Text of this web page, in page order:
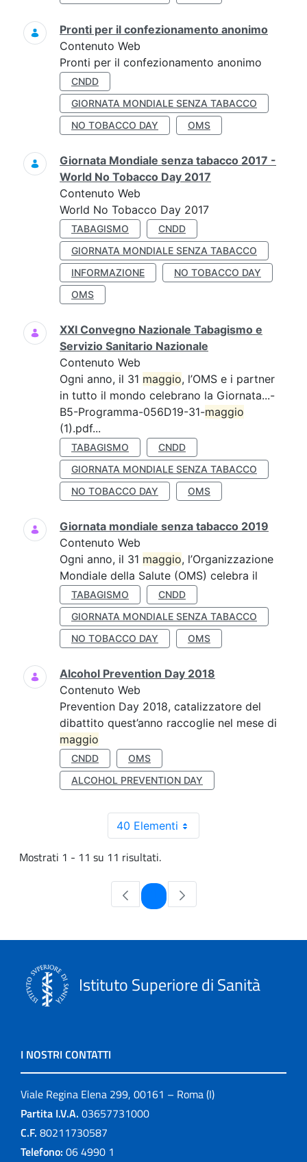
Pronti per il confezionamento anonimo
Contenuto Web
Pronti per il confezionamento anonimo
CNDD
GIORNATA MONDIALE SENZA TABACCO
NO TOBACCO DAY
OMS
Giornata Mondiale senza tabacco 2017 -
World No Tobacco Day 2017
Contenuto Web
World No Tobacco Day 2017
TABAGISMO
CNDD
GIORNATA MONDIALE SENZA TABACCO
INFORMAZIONE
NO TOBACCO DAY
OMS
XXI Convegno Nazionale Tabagismo e
Servizio Sanitario Nazionale
Contenuto Web
Ogni anno, il 31 maggio, l’OMS e i partner
in tutto il mondo celebrano la Giornata...-
B5-Programma-056D19-31-maggio
(1).pdf...
TABAGISMO
CNDD
GIORNATA MONDIALE SENZA TABACCO
NO TOBACCO DAY
OMS
Giornata mondiale senza tabacco 2019
Contenuto Web
Ogni anno, il 31 maggio, l’Organizzazione
Mondiale della Salute (OMS) celebra il
TABAGISMO
CNDD
GIORNATA MONDIALE SENZA TABACCO
NO TOBACCO DAY
OMS
Alcohol Prevention Day 2018
Contenuto Web
Prevention Day 2018, catalizzatore del
dibattito quest’anno raccoglie nel mese di
maggio
CNDD
OMS
ALCOHOL PREVENTION DAY
40 Elementi
Mostrati 1 - 11 su 11 risultati.
Pagina
Istituto Superiore di Sanità
I NOSTRI CONTATTI
Viale Regina Elena 299, 00161 – Roma (I)
Partita I.V.A. 03657731000
C.F. 80211730587
Telefono: 06 4990 1